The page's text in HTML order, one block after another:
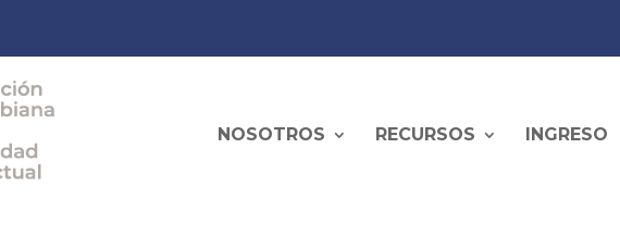
NOSOTROS RECURSOS INGRESO